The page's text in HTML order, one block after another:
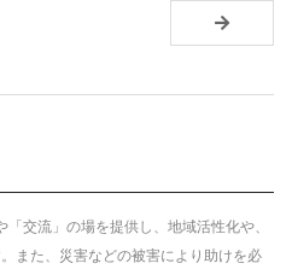
交流」の場を提供し、地域活性化や、
。
また、災害などの被害により助けを必